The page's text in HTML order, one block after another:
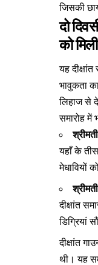
जिसकी
दो
को
यह
भावुकता
लिहाज से
समारोह में
यहाँ के
मेधावियों
दीक्षांत
डिग्रियां
दीक्षांत
थी। यह